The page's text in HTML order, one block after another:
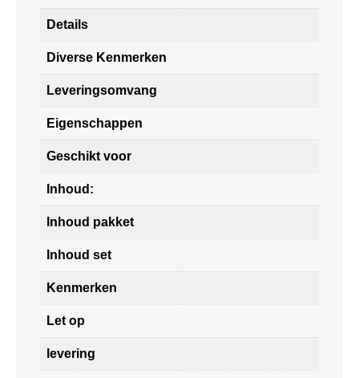
Details
Diverse Kenmerken
Leveringsomvang
Eigenschappen
Geschikt voor
Inhoud:
Inhoud pakket
Inhoud set
Kenmerken
Let op
levering